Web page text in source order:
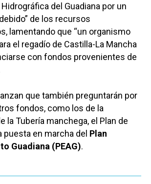
del Guadiana por un
de los recursos
lamentando que “un organismo
el regadío de Castilla-La Mancha
con fondos provenientes de
que también preguntarán por
fondos, como los de la
la Tubería manchega, el Plan de
puesta en marcha del Plan
Guadiana (PEAG).